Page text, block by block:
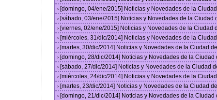
› [domingo, 04/ene/2015] Noticias y Novedades de la
› [sábado, 03/ene/2015] Noticias y Novedades de la Ciudad
› [viernes, 02/ene/2015] Noticias y Novedades de la Ciudad
› [miércoles, 31/dic/2014] Noticias y Novedades de la
› [martes, 30/dic/2014] Noticias y Novedades de la Ciudad
› [domingo, 28/dic/2014] Noticias y Novedades de la
› [sábado, 27/dic/2014] Noticias y Novedades de la Ciudad
› [miércoles, 24/dic/2014] Noticias y Novedades de la
› [martes, 23/dic/2014] Noticias y Novedades de la Ciudad
› [domingo, 21/dic/2014] Noticias y Novedades de la